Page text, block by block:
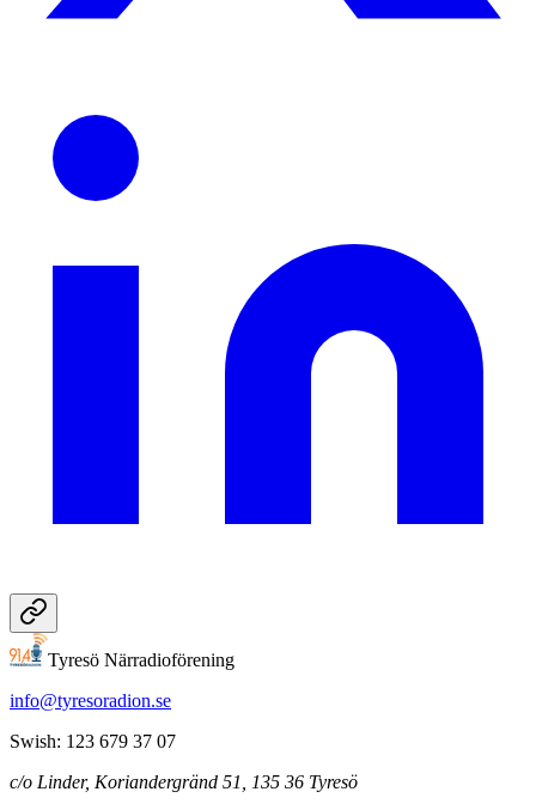
Tyresö Närradioförening
info@tyresoradion.se
Swish: 123 679 37 07
c/o Linder, Koriandergränd 51, 135 36 Tyresö